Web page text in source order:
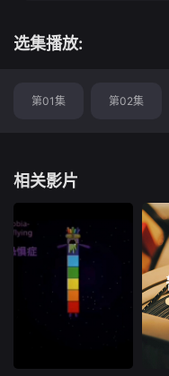
选集播放:
第01集 第02集
相关影片